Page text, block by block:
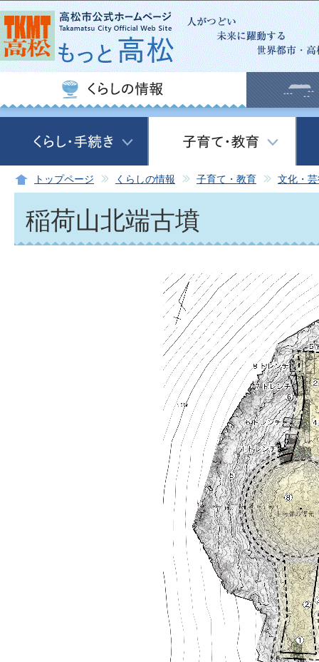
この
トップページ くらしの情報 子育て・教育 文化・
稲荷山北端古墳